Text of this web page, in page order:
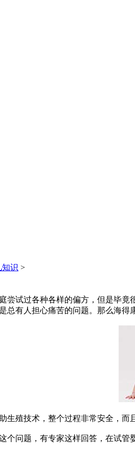
知识 >
尝试过各种各样的偏方，但是毕
总有人担心痛苦的问题。那么海得
生殖技术，整个过程非常安全，而
个问题，有专家这样回答，在试